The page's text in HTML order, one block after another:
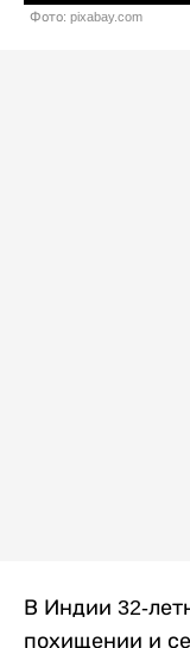
Фото: pixabay.com
В Индии 32-
похищении и